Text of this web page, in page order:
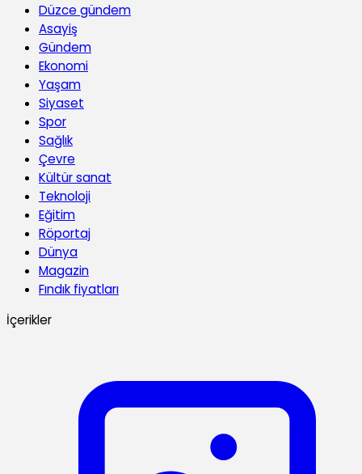
Düzce gündem
Asayiş
Gündem
Ekonomi
Yaşam
Siyaset
Spor
Sağlık
Çevre
Kültür sanat
Teknoloji
Eğitim
Röportaj
Dünya
Magazin
Fındık fiyatları
İçerikler